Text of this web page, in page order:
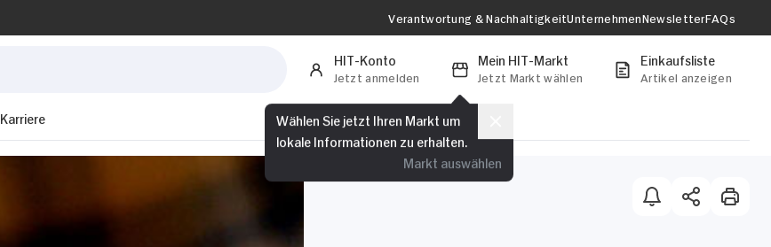
Verantwortung & NachhaltigkeitUnternehmenNewsletterFAQs
HIT-Konto
Jetzt anmelden
Mein HIT-Markt
Jetzt Markt wählen
Wählen Sie jetzt Ihren Markt um
lokale Informationen zu erhalten.
Markt auswählen
Einkaufsliste
Artikel anzeigen
Karriere